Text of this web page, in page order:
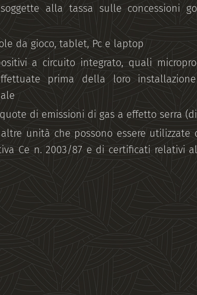
alla tassa sulle concessioni
da gioco, tablet, Pc e laptop
a circuito integrato, quali
prima della loro
di emissioni di gas a effetto serra
unità che possono essere utilizzate
Ce n. 2003/87 e di certificati relativi